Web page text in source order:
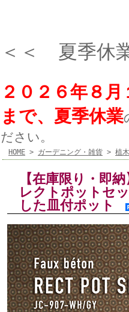
＜＜ 夏季
２０２６年８
まで、夏季休業
ださい。
HOME > ガーデニング・雑貨 > 植
【在庫限り・即
レクトポットセ
した皿付ポット